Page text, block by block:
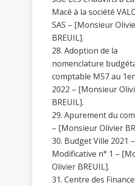
Macé à la société
SAS – [Monsieur
BREUIL].
Adoption de la
nomenclature
comptable M57 au
2022 – [Monsieur
BREUIL].
Apurement du
– [Monsieur Olivier
Budget Ville 2021
Modificative n° 1 –
Olivier BREUIL].
Centre des